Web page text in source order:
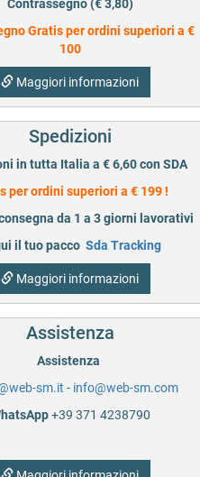
Contrassegno (€ 3,80)
Gratis per ordini superiori a €
100
Maggiori informazioni
Spedizioni
in tutta Italia a € 6,60 con SDA
per ordini superiori a € 199 !
da 1 a 3 giorni lavorativi
il tuo pacco Sda Tracking
Maggiori informazioni
Assistenza
Assistenza
sm.it - info@web-sm.com
+39 371 4238790